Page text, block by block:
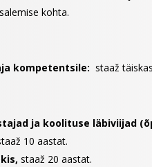
kohta.
kompetentsile: staaž
ja koolituse läbiviijad
10 aastat.
staaž 20 aastat.